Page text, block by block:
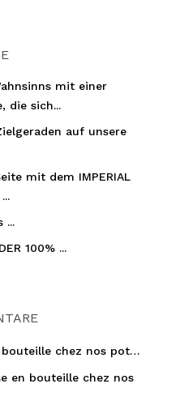
mit einer
die sich...
auf unsere
mit dem IMPERIAL
...
100% ...
bouteille chez nos pot…
en bouteille chez nos